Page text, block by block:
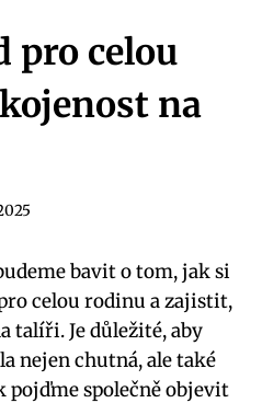
pro celou
na
bavit⁣ o ⁤tom, ‌jak si
⁤celou rodinu a zajistit,
talíři. ⁤Je důležité, aby
nejen chutná,⁢ ale také
pojďme‌ společně objevit⁢